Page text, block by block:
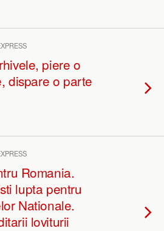
piere o
dispare o parte
Romania.
lupta pentru
Nationale.
loviturii